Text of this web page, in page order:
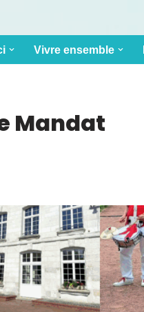
Vivre ensemble
Mandat